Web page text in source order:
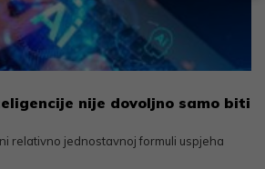
nije dovoljno samo biti
relativno jednostavnoj formuli uspjeha